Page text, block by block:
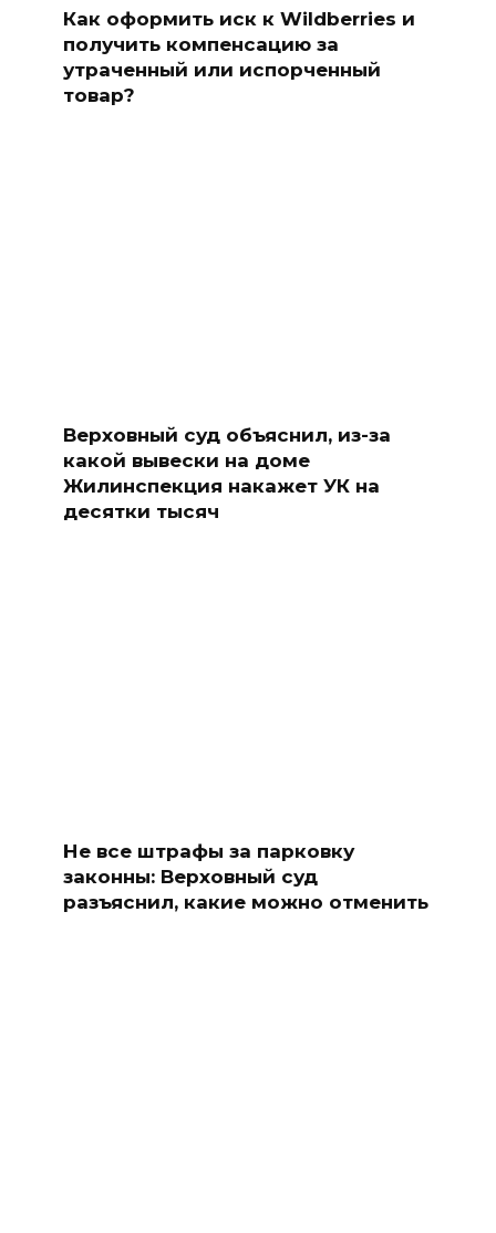
Как оформить иск к Wildberries и
получить компенсацию за
утраченный или испорченный
товар?
Верховный суд объяснил, из-за
какой вывески на доме
Жилинспекция накажет УК на
десятки тысяч
Не все штрафы за парковку
законны: Верховный суд
разъяснил, какие можно отменить